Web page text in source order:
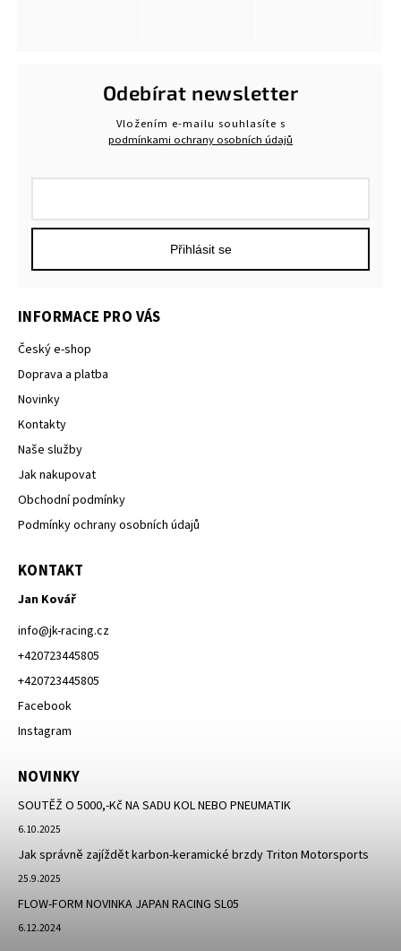
INFORMACE PRO VÁS
Český e-shop
Doprava a platba
Novinky
Kontakty
Naše služby
Jak nakupovat
Obchodní podmínky
Podmínky ochrany osobních údajů
KONTAKT
Jan Kovář
info@jk-racing.cz
+420723445805
+420723445805
Facebook
Instagram
NOVINKY
SOUTĚŽ O 5000,-Kč NA SADU KOL NEBO PNEUMATIK
6.10.2025
Jak správně zajíždět karbon-keramické brzdy Triton Motorsports
25.9.2025
FLOW-FORM NOVINKA JAPAN RACING SL05
6.12.2024
Odebírat newsletter
Vložením e-mailu souhlasíte s
podmínkami ochrany osobních údajů
Přihlásit se